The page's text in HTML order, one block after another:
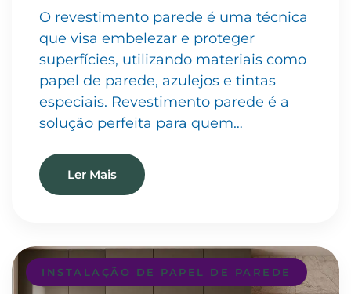
O revestimento parede é uma técnica
que visa embelezar e proteger
superfícies, utilizando materiais como
papel de parede, azulejos e tintas
especiais. Revestimento parede é a
solução perfeita para quem…
Ler Mais
INSTALAÇÃO DE PAPEL DE PAREDE